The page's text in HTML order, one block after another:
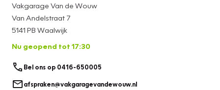
Vakgarage Van de Wouw
Van Andelstraat 7
5141 PB Waalwijk
Nu geopend tot 17:30
Bel ons op 0416-650005
afspraken@vakgaragevandewouw.nl